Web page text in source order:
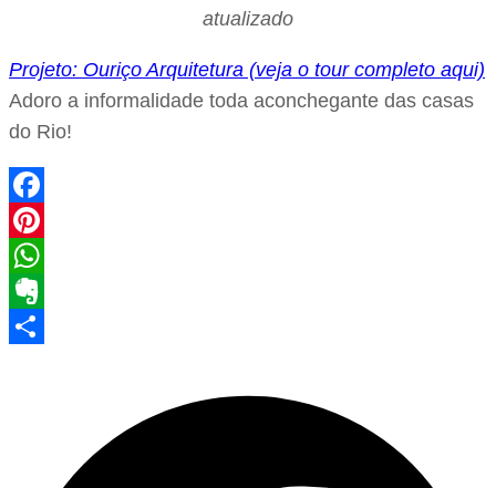
atualizado
Projeto: Ouriço Arquitetura (veja o tour completo aqui)
Adoro a informalidade toda aconchegante das casas
do Rio!
Facebook
Pinterest
WhatsApp
Evernote